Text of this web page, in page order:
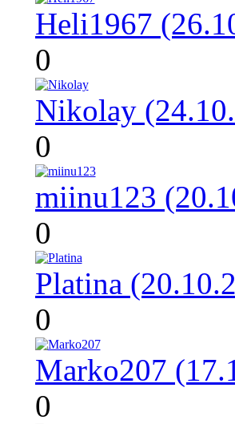
Heli1967
0
Nikolay
0
miinu123
0
Platina
0
Marko207
0